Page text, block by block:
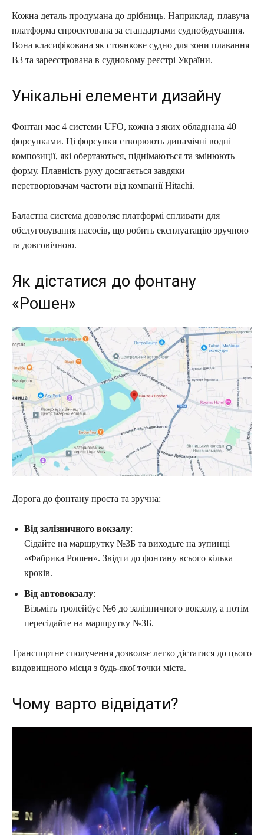
Кожна деталь продумана до дрібниць. Наприклад, плавуча
платформа спроєктована за стандартами суднобудування.
Вона класифікована як стоянкове судно для зони плавання
В3 та зареєстрована в судновому реєстрі України.
Унікальні елементи дизайну
Фонтан має 4 системи UFO, кожна з яких обладнана 40
форсунками. Ці форсунки створюють динамічні водні
композиції, які обертаються, піднімаються та змінюють
форму. Плавність руху досягається завдяки
перетворювачам частоти від компанії Hitachi.
Баластна система дозволяє платформі спливати для
обслуговування насосів, що робить експлуатацію зручною
та довговічною.
Як дістатися до фонтану
«Рошен»
Дорога до фонтану проста та зручна:
Від залізничного вокзалу:
Сідайте на маршрутку №3Б та виходьте на зупинці
«Фабрика Рошен». Звідти до фонтану всього кілька
кроків.
Від автовокзалу:
Візьміть тролейбус №6 до залізничного вокзалу, а потім
пересідайте на маршрутку №3Б.
Транспортне сполучення дозволяє легко дістатися до цього
видовищного місця з будь-якої точки міста.
Чому варто відвідати?